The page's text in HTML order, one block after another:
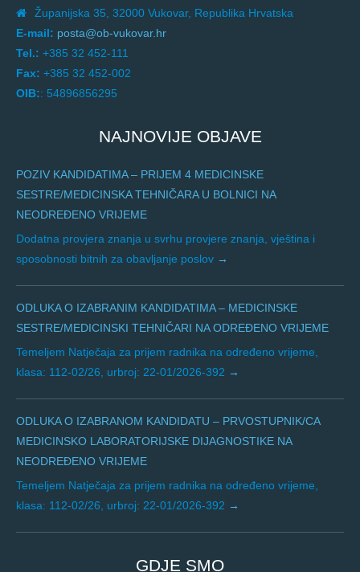
Županijska 35, 32000 Vukovar, Republika Hrvatska
E-mail: posta@ob-vukovar.hr
Tel.: +385 32 452-111
Fax: +385 32 452-002
OIB:: 54896856295
NAJNOVIJE OBJAVE
POZIV KANDIDATIMA – PRIJEM 4 MEDICINSKE
SESTRE/MEDICINSKA TEHNIČARA U BOLNICI NA
NEODREĐENO VRIJEME
Dodatna provjera znanja u svrhu provjere znanja, vještina i
sposobnosti bitnih za obavljanje poslov
ODLUKA O IZABRANIM KANDIDATIMA – MEDICINSKE
SESTRE/MEDICINSKI TEHNIČARI NA ODREĐENO VRIJEME
Temeljem Natječaja za prijem radnika na određeno vrijeme,
klasa: 112-02/26, urbroj: 22-01/2026-392
ODLUKA O IZABRANOM KANDIDATU – PRVOSTUPNIK/CA
MEDICINSKO LABORATORIJSKE DIJAGNOSTIKE NA
NEODREĐENO VRIJEME
Temeljem Natječaja za prijem radnika na određeno vrijeme,
klasa: 112-02/26, urbroj: 22-01/2026-392
GDJE SMO